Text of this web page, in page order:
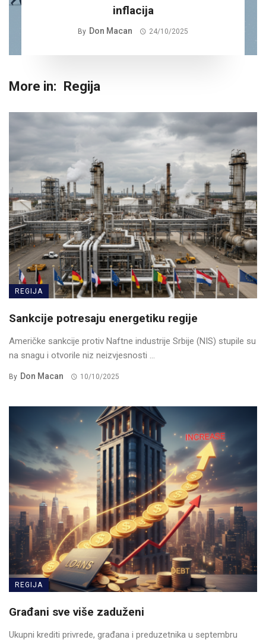
inflacija
By Don Macan 24/10/2025
More in: Regija
REGIJA
Sankcije potresaju energetiku regije
Američke sankcije protiv Naftne industrije Srbije (NIS) stupile su
na snagu i otvorile niz neizvjesnosti ...
By Don Macan 10/10/2025
REGIJA
Građani sve više zaduženi
Ukupni krediti privrede, građana i preduzetnika u septembru